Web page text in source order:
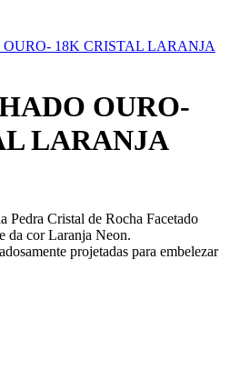
18K CRISTAL LARANJA
OURO-
LARANJA
Pedra Cristal de Rocha Facetado
da cor Laranja Neon.
projetadas para embelezar